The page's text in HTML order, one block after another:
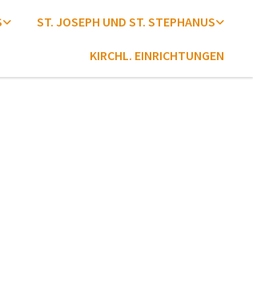
ST. JOSEPH UND ST. STEPHANUS
KIRCHL. EINRICHTUNGEN